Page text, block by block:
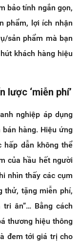
bảo tính ngắn gọn,
phẩm, lợi ích nhận
sản phẩm mà bạn
khách hàng hiệu
lược ‘miễn phí’
nghiệp áp dụng
hàng. Hiệu ứng
dẫn không thể
của hầu hết người
nhìn thấy các cụm
thử, tặng miễn phí,
ân”… Bằng cách
thương hiệu thông
đem tới giá trị cho